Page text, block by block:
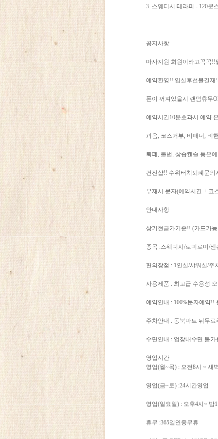
3. 스웨디시 테라피 - 120분
공지사항
마사지원 회원이라고꼭꼭!!
예약환영!! 입실후선불결재
폰이 꺼져있을시 랜덤휴무
예약시간10분초과시 예약
과음, 코스거부, 비매너, 비
퇴폐, 불법, 상습캔슬 등은
건전샵!! 수위터치퇴폐문의
부재시 문자(예약시간 + 코
안내사항
상기현금가기준!! (카드가
종목 :스웨디시/로미로미/
편의장점 : 1인실/샤워실/주
사용제품 : 최고급 수용성
예약안내 : 100%문자예약!!
주차안내 : 동북마트 뒤무료
수면안내 : 업장내수면 불가
영업시간
영업(월~목) : 오전8시 ~ 새
영업(금~토) :24시간영업
영업(일요일) : 오후4시~ 밤
휴무 :365일연중무휴